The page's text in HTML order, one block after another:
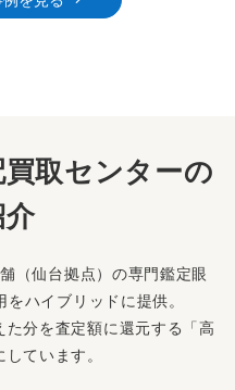
取センターの
介
（仙台拠点）の専門鑑定眼
ハイブリッドに提供。
分を査定額に還元する「高
ています。